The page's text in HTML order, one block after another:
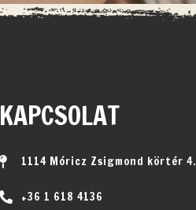
KAPCSOLAT
1114 Móricz Zsigmond körtér 4.
+36 1 618 4136